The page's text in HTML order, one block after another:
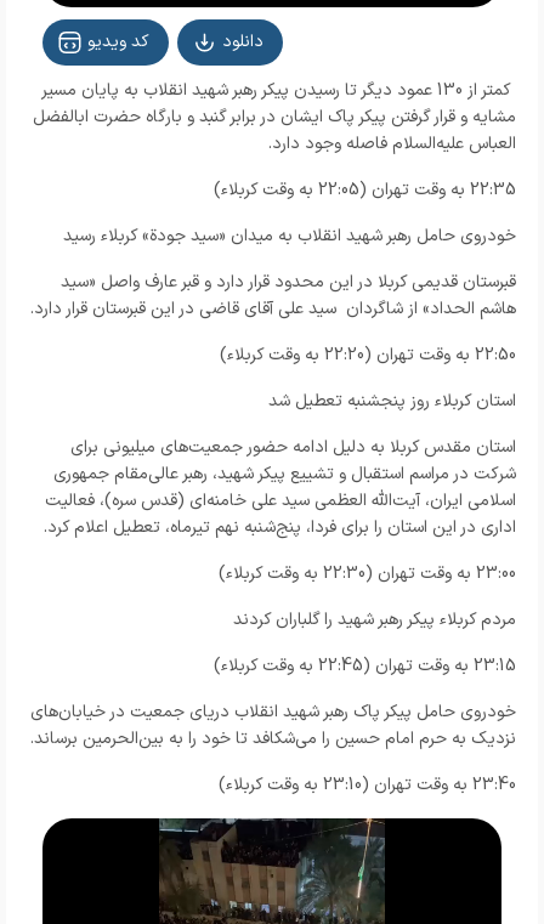
کد ویدیو
دانلود
کمتر از 130 عمود دیگر تا رسیدن پیکر رهبر شهید انقلاب به پایان مسیر
مشایه و قرار گرفتن پیکر پاک ایشان در برابر گنبد و بارگاه حضرت ابالفضل
العباس علیه‌السلام فاصله وجود دارد.
22:35 به وقت تهران (22:05 به وقت کربلاء)
خودروی حامل رهبر شهید انقلاب به میدان «سید جودة» کربلاء رسید
قبرستان قدیمی کربلا در این محدود قرار دارد و قبر عارف واصل «سید
هاشم الحداد» از شاگردان سید علی آقای قاضی در این قبرستان قرار دارد.
22:50 به وقت تهران (22:20 به وقت کربلاء)
استان کربلاء روز پنجشنبه تعطیل شد
استان مقدس کربلا به دلیل ادامه حضور جمعیت‌های میلیونی برای
شرکت در مراسم استقبال و تشییع پیکر شهید، رهبر عالی‌مقام جمهوری
اسلامی ایران، آیت‌الله العظمی سید علی خامنه‌ای (قدس سره)، فعالیت
اداری در این استان را برای فردا، پنج‌شنبه نهم تیرماه، تعطیل اعلام کرد.
23:00 به وقت تهران (22:30 به وقت کربلاء)
مردم کربلاء پیکر رهبر شهید را گلباران کردند
23:15 به وقت تهران (22:45 به وقت کربلاء)
خودروی حامل پیکر پاک رهبر شهید انقلاب دریای جمعیت در خیابان‌های
نزدیک به حرم امام حسین را می‌شکافد تا خود را به بین‌الحرمین برساند.
23:40 به وقت تهران (23:10 به وقت کربلاء)